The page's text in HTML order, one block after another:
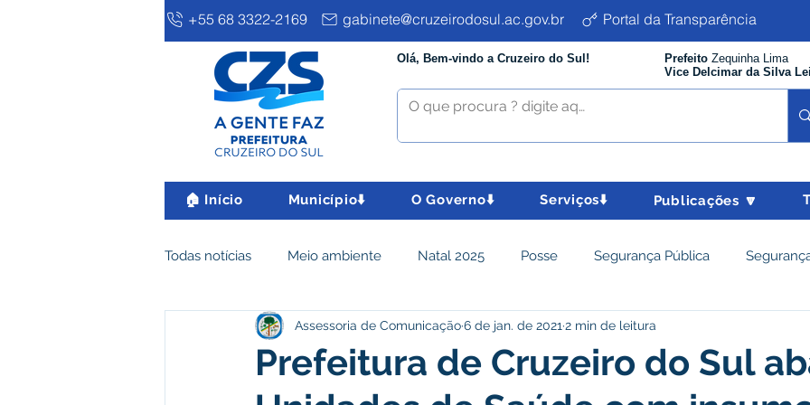
+55 68 3322-2169 gabinete@cruzeirodosul.ac.gov.br Portal da Transparência
Olá, Bem-vindo a Cruzeiro do Sul! Prefeito Zequinha Lima
Vice Delcimar da Silva
🏠 Início Município⬇️ O Governo⬇️ Serviços⬇️ Publicações 🔽
Todas notícias Meio ambiente Natal 2025 Posse Segurança Pública
Clima e Meio Ambiente Assistência Social e Cidadania Parcerias
Desenvolvimento econômico e turismo Tributos Departamento de Limpeza
Prefeitura de Cruzeiro do Sul
Assessoria de Comunicação6 de jan. de 2021 2 min de leitura